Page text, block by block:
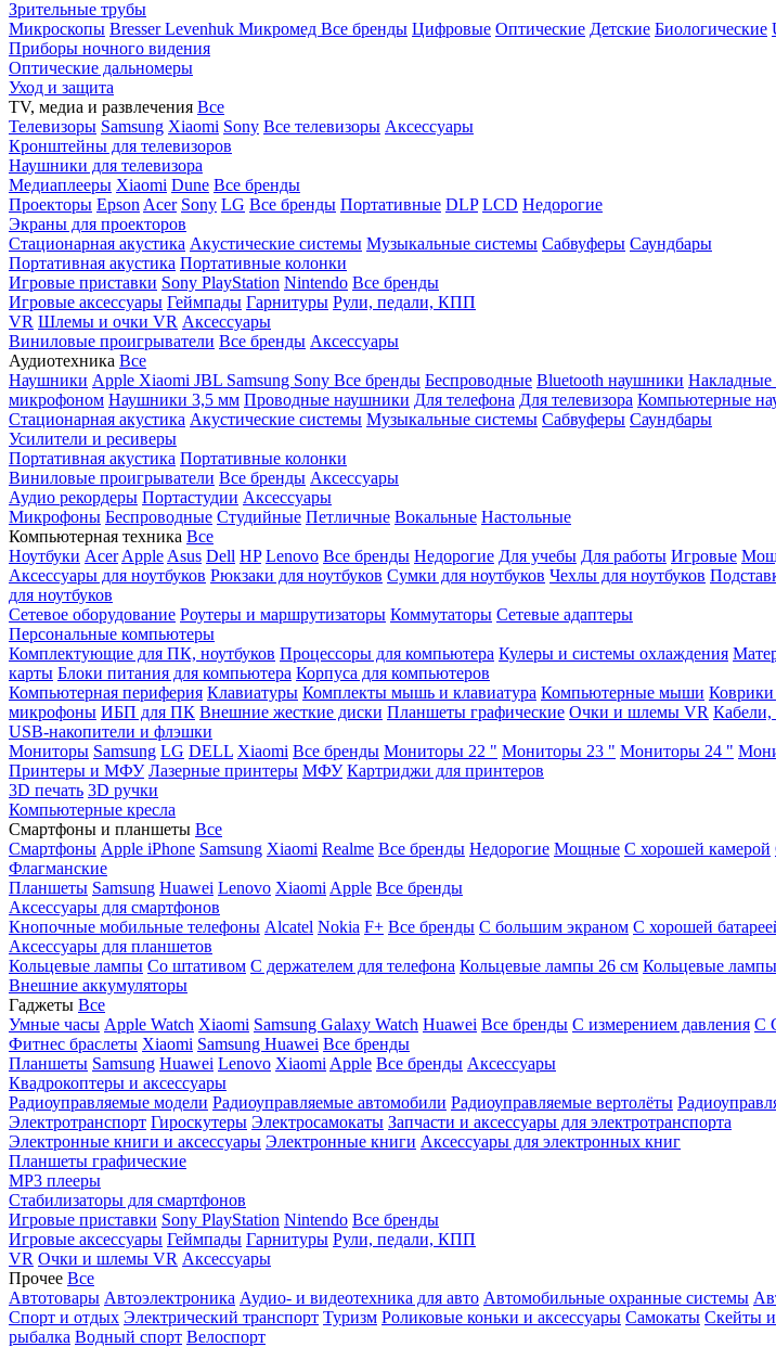
Зрительные трубы
Микроскопы BresserLevenhuk Микромед Все бренды Цифровые Оптические Детские Биологические
Приборы ночного видения
Оптические дальномеры
Уход и защита
TV, медиа и развлечения Все
Телевизоры Samsung Xiaomi Sony Все телевизоры Аксессуары
Кронштейны для телевизоров
Наушники для телевизора
Медиаплееры Xiaomi Dune Все бренды
Проекторы Epson Acer Sony LG Все бренды Портативные DLP LCD Недорогие
Экраны для проекторов
Стационарная акустика Акустические системы Музыкальные системы Сабвуферы Саундбары
Портативная акустика Портативные колонки
Игровые приставки Sony PlayStation Nintendo Все бренды
Игровые аксессуары Геймпады Гарнитуры Рули, педали, КПП
VR Шлемы и очки VR Аксессуары
Виниловые проигрыватели Все бренды Аксессуары
Аудиотехника Все
Наушники Apple Xiaomi JBL Samsung Sony Все бренды Беспроводные Bluetooth наушники
микрофоном Наушники 3,5 мм Проводные наушники Для телефона Для телевизора Компьютерные
Стационарная акустика Акустические системы Музыкальные системы Сабвуферы Саундбары
Усилители и ресиверы
Портативная акустика Портативные колонки
Виниловые проигрыватели Все бренды Аксессуары
Аудио рекордеры Портастудии Аксессуары
Микрофоны Беспроводные Студийные Петличные Вокальные Настольные
Компьютерная техника Все
Ноутбуки Acer Apple Asus Dell HP Lenovo Все бренды Недорогие Для учебы Для работы Игровые
Аксессуары для ноутбуков Рюкзаки для ноутбуков Сумки для ноутбуков Чехлы для ноутбуков
для ноутбуков
Сетевое оборудование Роутеры и маршрутизаторы Коммутаторы Сетевые адаптеры
Персональные компьютеры
Комплектующие для ПК, ноутбуков Процессоры для компьютера Кулеры и системы охлаждения
карты Блоки питания для компьютера Корпуса для компьютеров
Компьютерная периферия Клавиатуры Комплекты мышь и клавиатура Компьютерные мыши
микрофоны ИБП для ПК Внешние жесткие диски Планшеты графические Очки и шлемы VR Кабели,
USB-накопители и флэшки
Мониторы Samsung LG DELL Xiaomi Все бренды Мониторы 22 " Мониторы 23 " Мониторы 24 "
Принтеры и МФУ Лазерные принтеры МФУ Картриджи для принтеров
3D печать 3D ручки
Компьютерные кресла
Смартфоны и планшеты Все
Смартфоны Apple iPhone Samsung Xiaomi Realme Все бренды Недорогие Мощные С хорошей камерой
Флагманские
Планшеты Samsung Huawei Lenovo Xiaomi Apple Все бренды
Аксессуары для смартфонов
Кнопочные мобильные телефоны Alcatel Nokia F+ Все бренды С большим экраном С хорошей
Аксессуары для планшетов
Кольцевые лампы Со штативом C держателем для телефона Кольцевые лампы 26 см Кольцевые
Внешние аккумуляторы
Гаджеты Все
Умные часы Apple Watch Xiaomi Samsung Galaxy Watch Huawei Все бренды C измерением давления C
Фитнес браслеты Xiaomi Samsung Huawei Все бренды
Планшеты Samsung Huawei Lenovo Xiaomi Apple Все бренды Аксессуары
Квадрокоптеры и аксессуары
Радиоуправляемые модели Радиоуправляемые автомобили Радиоуправляемые вертолёты
Электротранспорт Гироскутеры Электросамокаты Запчасти и аксессуары для электротранспорта
Электронные книги и аксессуары Электронные книги Аксессуары для электронных книг
Планшеты графические
MP3 плееры
Стабилизаторы для смартфонов
Игровые приставки Sony PlayStation Nintendo Все бренды
Игровые аксессуары Геймпады Гарнитуры Рули, педали, КПП
VR Очки и шлемы VR Аксессуары
Прочее Все
Автотовары Автоэлектроника Аудио- и видеотехника для авто Автомобильные охранные системы
Спорт и отдых Электрический транспорт Туризм Роликовые коньки и аксессуары Самокаты Скейты
рыбалка Водный спорт Велоспорт